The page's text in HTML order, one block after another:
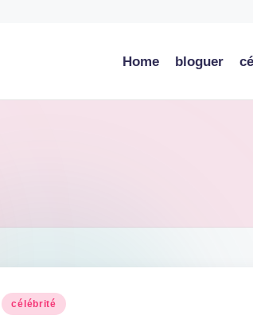
Home bloguer
Posted
célébrité